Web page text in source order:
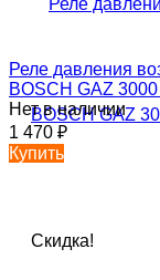
Реле давления
BOSCH GAZ
Нет в наличии
1 470 ₽
Купить
Скидка!